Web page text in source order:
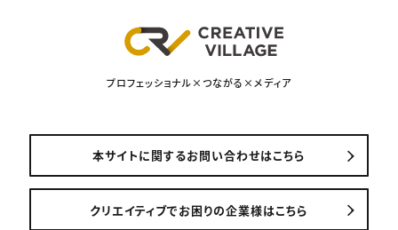
プロフェッショナル×つながる×メディア
本サイトに関するお問い合わせはこちら
クリエイティブでお困りの企業様はこちら